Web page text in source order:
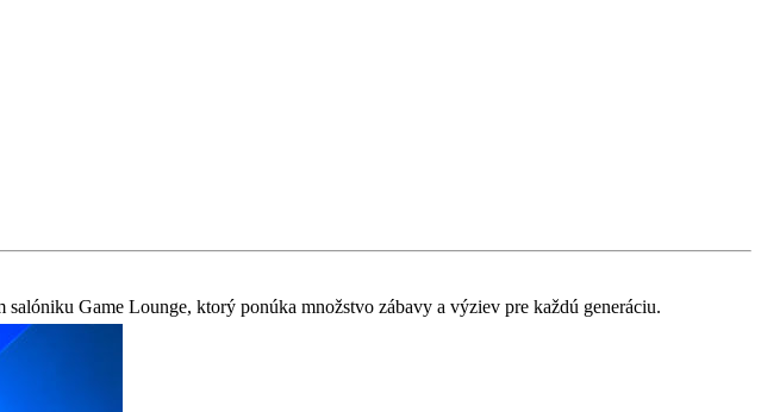
Game Lounge, ktorý ponúka množstvo zábavy a výziev pre každú generáciu.